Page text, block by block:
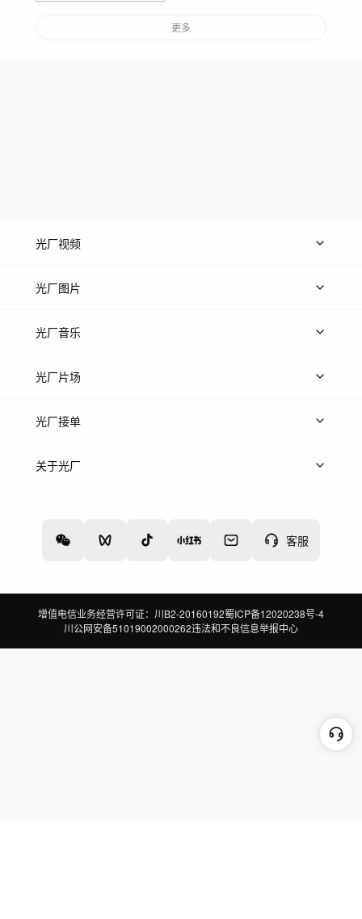
更多
客服
光厂视频
上传视频
光厂图片
上传图片
光厂音乐
热门音乐
光厂片场
上传案例
光厂接单
上架服务
关于光厂
增值电信业务经营许可证：川B2-20160192蜀ICP备12020238号-4
川公网安备51019002000262违法和不良信息举报中心